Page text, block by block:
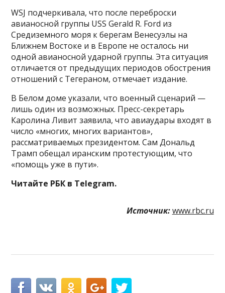
WSJ подчеркивала, что после переброски
авианосной группы USS Gerald R. Ford из
Средиземного моря к берегам Венесуэлы на
Ближнем Востоке и в Европе не осталось ни
одной авианосной ударной группы. Эта ситуация
отличается от предыдущих периодов обострения
отношений с Тегераном, отмечает издание.
В Белом доме указали, что военный сценарий —
лишь один из возможных. Пресс-секретарь
Каролина Ливит заявила, что авиаудары входят в
число «многих, многих вариантов»,
рассматриваемых президентом. Сам Дональд
Трамп обещал иранским протестующим, что
«помощь уже в пути».
Читайте РБК в Telegram.
Источник: www.rbc.ru